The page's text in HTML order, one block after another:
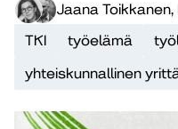
Jaana
TKI
työelämä
yhteiskunnallinen